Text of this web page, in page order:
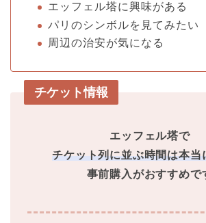
エッフェル塔に興味がある
パリのシンボルを見てみたい
周辺の治安が気になる
チケット情報
エッフェル塔で
チケット列に並ぶ時間は本当
事前購入がおすすめで